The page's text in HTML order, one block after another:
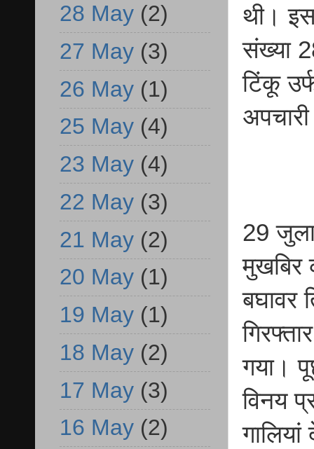
थी।
संख्या
टिंकू
29
मुखबिर
बघावर
गया।
विनय
28 May (2)
27 May (3)
26 May (1)
25 May (4)
23 May (4)
22 May (3)
21 May (2)
20 May (1)
19 May (1)
18 May (2)
17 May (3)
16 May (2)